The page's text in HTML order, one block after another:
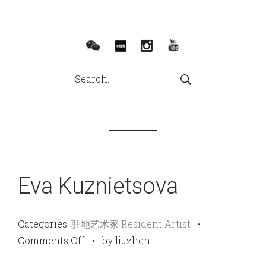
Eva Kuznietsova
Categories: 驻地艺术家 Resident Artist •
Comments Offon•by liuzhen